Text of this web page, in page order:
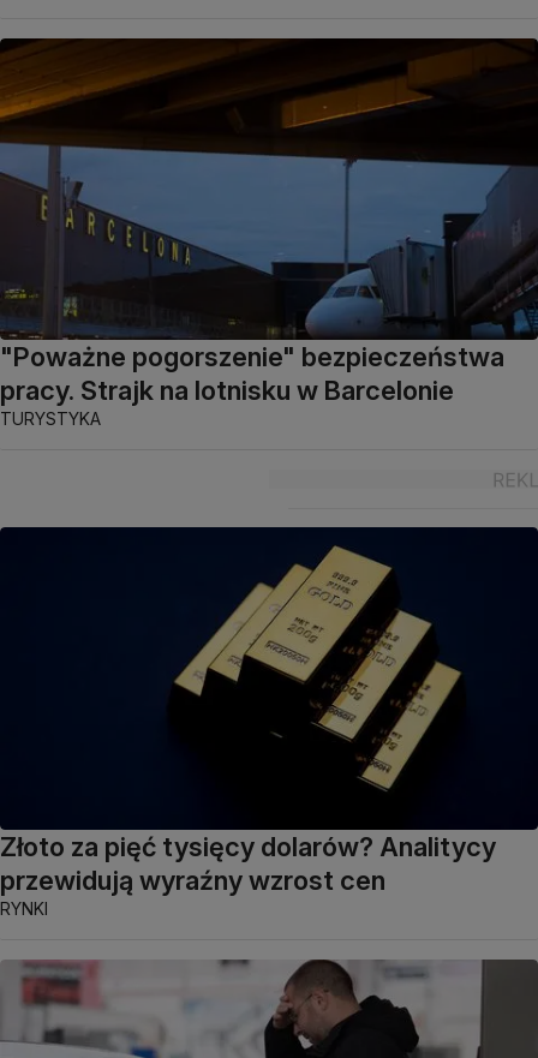
"Poważne pogorszenie" bezpieczeństwa
pracy. Strajk na lotnisku w Barcelonie
TURYSTYKA
Złoto za pięć tysięcy dolarów? Analitycy
przewidują wyraźny wzrost cen
RYNKI